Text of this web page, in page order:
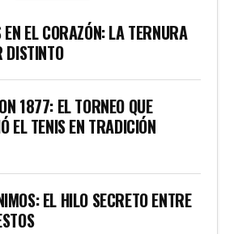
EN EL CORAZÓN: LA TERNURA
DISTINTO
1877: EL TORNEO QUE
EL TENIS EN TRADICIÓN
EL HILO SECRETO ENTRE